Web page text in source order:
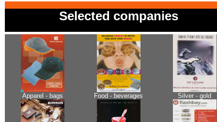
Selected companies
Apparel - bags Food - beverages Silver - gold